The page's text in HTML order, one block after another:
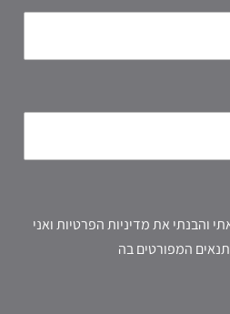
והבנתי את מדיניות הפרטיות ואני
המפורטים בה